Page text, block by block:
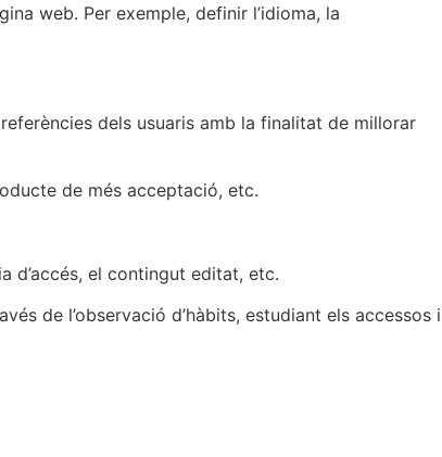
web. Per exemple, definir l’idioma, la
dels usuaris amb la finalitat de millorar
de més acceptació, etc.
d’accés, el contingut editat, etc.
de l’observació d’hàbits, estudiant els accessos i